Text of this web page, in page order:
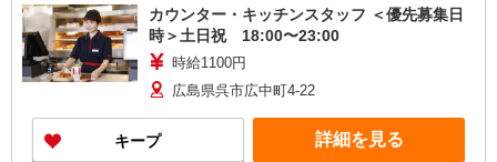
カウンター・キッチンスタッフ ＜優先募集日
時＞土日祝 18:00〜23:00
時給1100円
広島県呉市広中町4-22
キープ 詳細を見る